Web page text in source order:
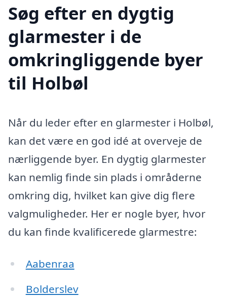
Søg efter en dygtig
glarmester i de
omkringliggende byer
til Holbøl
Når du leder efter en glarmester i Holbøl,
kan det være en god idé at overveje de
nærliggende byer. En dygtig glarmester
kan nemlig finde sin plads i områderne
omkring dig, hvilket kan give dig flere
valgmuligheder. Her er nogle byer, hvor
du kan finde kvalificerede glarmestre:
Aabenraa
Bolderslev